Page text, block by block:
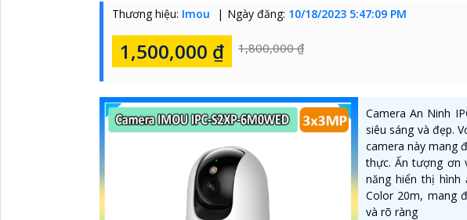
Thương hiệu: Imou Ngày đăng: 10/18/2023 5:47:09 PM
1,500,000 ₫ 1,800,000 ₫
Camera An Ninh
siêu sáng và đẹp.
camera này mang
thực. Ấn tượng ơn
năng hiển thị hình
Color 20m, mang
và rõ ràng